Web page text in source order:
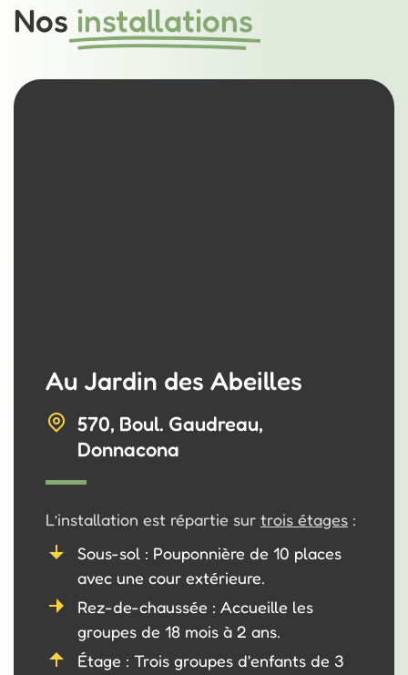
Nos installations
Au Jardin des Abeilles
570, Boul. Gaudreau,
Donnacona
L’installation est répartie sur trois étages :
Sous-sol : Pouponnière de 10 places
avec une cour extérieure.
Rez-de-chaussée : Accueille les
groupes de 18 mois à 2 ans.
Étage : Trois groupes d'enfants de 3